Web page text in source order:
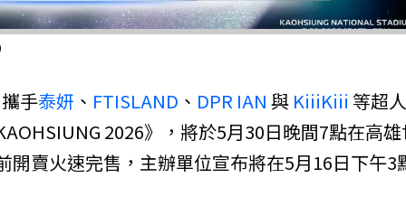
手泰妍 、 FTISLAND 、 DPR IAN 與 KiiiKiii 等超
2026》，將於5月30日晚間7點在高
開賣火速完售，主辦單位宣布將在5月16日下午3